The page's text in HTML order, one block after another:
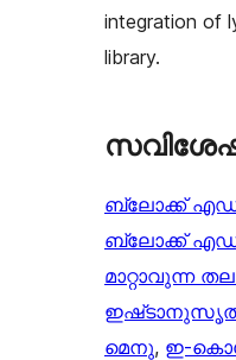
integration of
library.
ബ്ലോക്ക്
ബ്ലോക്ക്
മാറ്റാവുന്ന
മെനു, ഇ-